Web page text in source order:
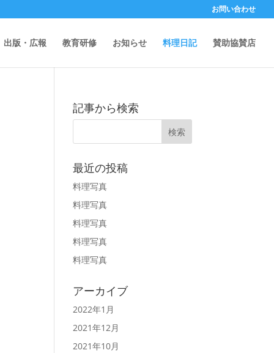
お問い合わせ
出版・広報 教育研修 お知らせ 料理日記 賛助協賛店
記事から検索
最近の投稿
料理写真
料理写真
料理写真
料理写真
料理写真
アーカイブ
2022年1月
2021年12月
2021年10月